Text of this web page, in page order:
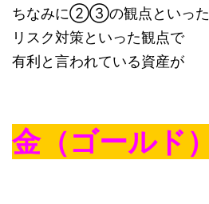
ちなみに②③の観点といった
リスク対策といった観点で
有利と言われている資産が
金（ゴールド）